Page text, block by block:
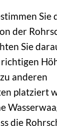
Sie
der
Sie
anderen
platziert
die